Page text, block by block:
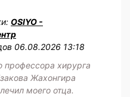
OSIYO -
06.08.2026 13:18
профессора хирурга
Жахонгира
моего отца.